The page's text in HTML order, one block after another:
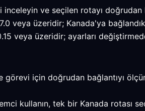
ve seçilen rotayı doğrudan
veya üzeridir; Kanada'ya
veya üzeridir; ayarları
görevi için doğrudan bağlantıyı
kullanın, tek bir Kanada rotası